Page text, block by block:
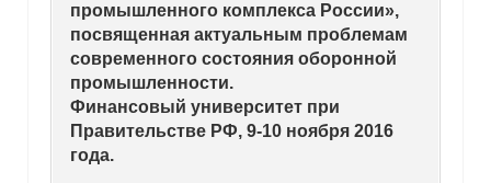
промышленного комплекса России»,
посвященная актуальным проблемам
современного состояния оборонной
промышленности.
Финансовый университет при
Правительстве РФ, 9-10 ноября 2016
года.